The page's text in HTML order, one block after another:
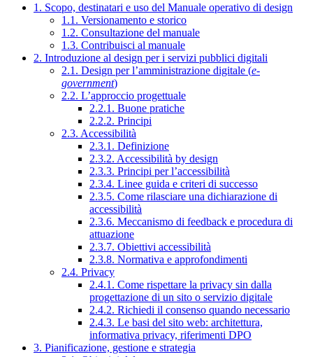
1. Scopo, destinatari e uso del Manuale operativo di design
1.1. Versionamento e storico
1.2. Consultazione del manuale
1.3. Contribuisci al manuale
2. Introduzione al design per i servizi pubblici digitali
2.1. Design per l’amministrazione digitale (e-
government)
2.2. L’approccio progettuale
2.2.1. Buone pratiche
2.2.2. Principi
2.3. Accessibilità
2.3.1. Definizione
2.3.2. Accessibilità by design
2.3.3. Principi per l’accessibilità
2.3.4. Linee guida e criteri di successo
2.3.5. Come rilasciare una dichiarazione di
accessibilità
2.3.6. Meccanismo di feedback e procedura di
attuazione
2.3.7. Obiettivi accessibilità
2.3.8. Normativa e approfondimenti
2.4. Privacy
2.4.1. Come rispettare la privacy sin dalla
progettazione di un sito o servizio digitale
2.4.2. Richiedi il consenso quando necessario
2.4.3. Le basi del sito web: architettura,
informativa privacy, riferimenti DPO
3. Pianificazione, gestione e strategia